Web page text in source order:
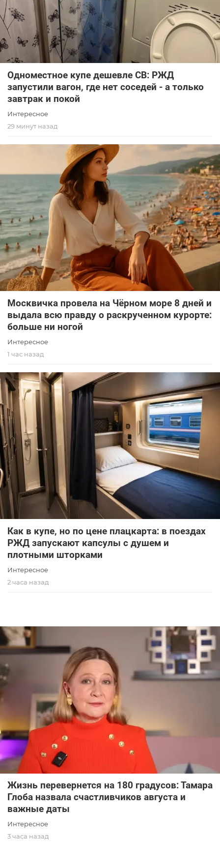
Одноместное купе дешевле СВ: РЖД
запустили вагон, где нет соседей - а только
завтрак и покой
Интересное
29 минут назад
Москвичка провела на Чёрном море 8 дней и
выдала всю правду о раскрученном курорте:
больше ни ногой
Интересное
1 час назад
Как в купе, но по цене плацкарта: в поездах
РЖД запускают капсулы с душем и
плотными шторками
Интересное
2 часа назад
Жизнь перевернется на 180 градусов: Тамара
Глоба назвала счастливчиков августа и
важные даты
Интересное
3 часа назад